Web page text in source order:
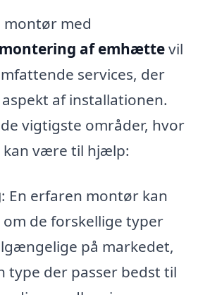
montør med
montering af emhættevil
services, der
af installationen.
vigtigste områder, hvor
kan være til hjælp:
: En erfaren montør kan
de forskellige typer
på markedet,
type der passer bedst til